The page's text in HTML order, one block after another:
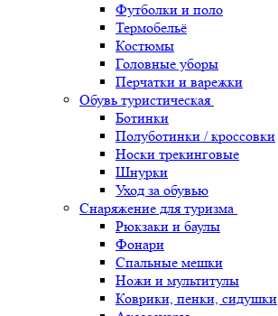
Футболки и поло
Термобельё
Костюмы
Головные уборы
Перчатки и варежки
Обувь туристическая
Ботинки
Полуботинки / кроссовки
Носки трекинговые
Шнурки
Уход за обувью
Снаряжение для туризма
Рюкзаки и баулы
Фонари
Спальные мешки
Ножи и мультитулы
Коврики, пенки, сидушки